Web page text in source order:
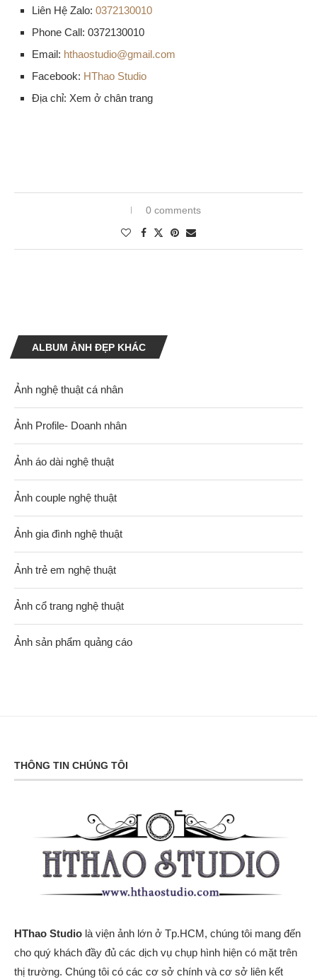
Liên Hệ Zalo: 0372130010
Phone Call: 0372130010
Email: hthaostudio@gmail.com
Facebook: HThao Studio
Địa chỉ: Xem ở chân trang
0 comments
ALBUM ẢNH ĐẸP KHÁC
Ảnh nghệ thuật cá nhân
Ảnh Profile- Doanh nhân
Ảnh áo dài nghệ thuật
Ảnh couple nghệ thuật
Ảnh gia đình nghệ thuật
Ảnh trẻ em nghệ thuật
Ảnh cổ trang nghệ thuật
Ảnh sản phẩm quảng cáo
THÔNG TIN CHÚNG TÔI
HThao Studio là viện ảnh lớn ở Tp.HCM, chúng tôi mang đến
cho quý khách đầy đủ các dịch vụ chụp hình hiện có mặt trên
thị trường. Chúng tôi có các cơ sở chính và cơ sở liên kết